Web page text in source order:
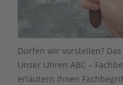
Dürfen wir vorstellen? Das
Unser Uhren ABC –
erläutern Ihnen